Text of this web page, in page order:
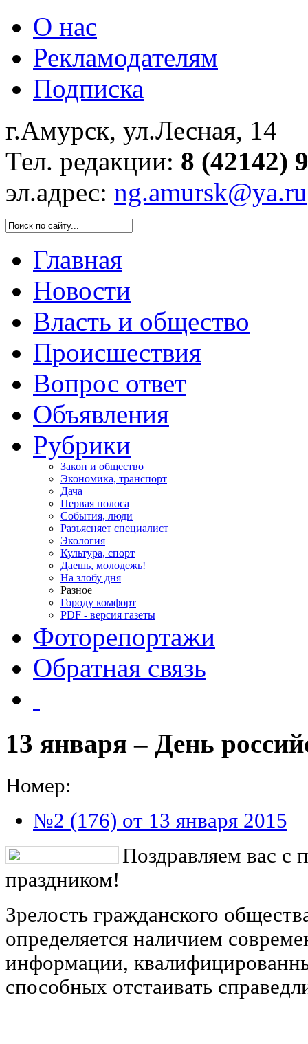
О нас
Рекламодателям
Подписка
г.Амурск, ул.Лесная, 14
Тел. редакции: 8 (42142)
эл.адрес: ng.amursk@ya.ru
Главная
Новости
Власть и общество
Происшествия
Вопрос ответ
Объявления
Рубрики
Закон и общество
Экономика, транспорт
Дача
Первая полоса
События, люди
Разъясняет специалист
Экология
Культура, спорт
Даешь, молодежь!
На злобу дня
Разное
Городу комфорт
PDF - версия газеты
Фоторепортажи
Обратная связь
13 января – День
Номер:
№2 (176) от 13 января 2015
Поздравляем вас с
праздником!
Зрелость гражданского
определяется наличием
информации,
способных отстаивать